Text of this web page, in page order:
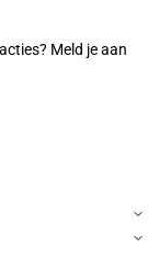
Meld je aan